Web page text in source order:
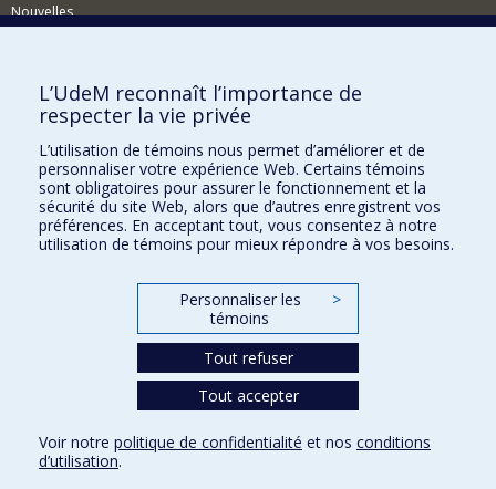
Nouvelles
Comment soutenir le Département?
BESOIN D'AIDE?
Plan du site
Signaler une erreur
Accessibilité
FACULTÉ DES ARTS ET DES SCIENCES
Nos départements et écoles
Conditions d’utilisation
L’UdeM reconnaît l’importance de
respecter la vie privée
L’utilisation de témoins nous permet d’améliorer et de
personnaliser votre expérience Web. Certains témoins
sont obligatoires pour assurer le fonctionnement et la
sécurité du site Web, alors que d’autres enregistrent vos
préférences. En acceptant tout, vous consentez à notre
utilisation de témoins pour mieux répondre à vos besoins.
Personnaliser les
témoins
>
Tout refuser
Tout accepter
Voir notre politique de confidentialité et nos conditions
d’utilisation.